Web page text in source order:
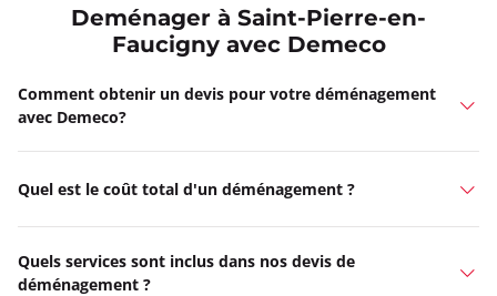
Deménager à Saint-Pierre-en-
Faucigny avec Demeco
Comment obtenir un devis pour votre déménagement
avec Demeco?
Quel est le coût total d'un déménagement ?
Quels services sont inclus dans nos devis de
déménagement ?